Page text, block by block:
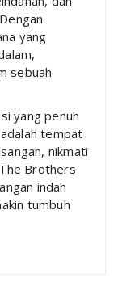
yang
sebuah
yang penuh
tempat
nikmati
Brothers
indah
tumbuh